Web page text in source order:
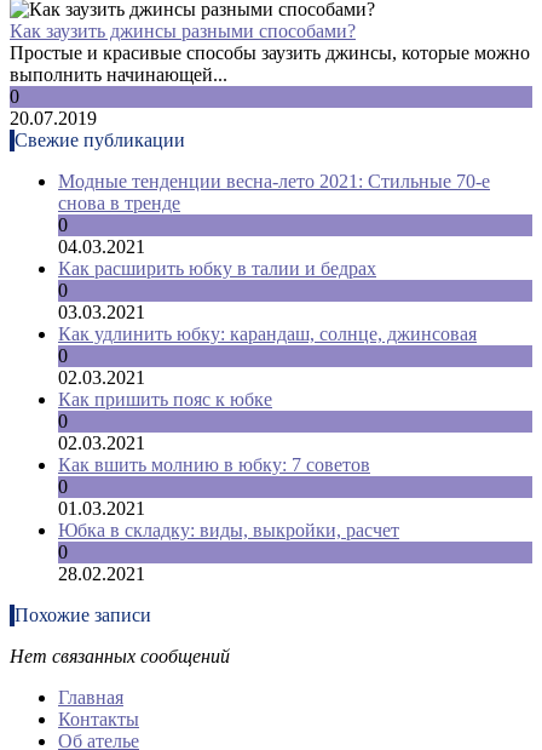
Как заузить джинсы разными способами?
Простые и красивые способы заузить джинсы, которые можно
выполнить начинающей...
0
20.07.2019
Свежие публикации
Модные тенденции весна-лето 2021: Стильные 70-е
снова в тренде
0
04.03.2021
Как расширить юбку в талии и бедрах
0
03.03.2021
Как удлинить юбку: карандаш, солнце, джинсовая
0
02.03.2021
Как пришить пояс к юбке
0
02.03.2021
Как вшить молнию в юбку: 7 советов
0
01.03.2021
Юбка в складку: виды, выкройки, расчет
0
28.02.2021
Похожие записи
Нет связанных сообщений
Главная
Контакты
Об ателье